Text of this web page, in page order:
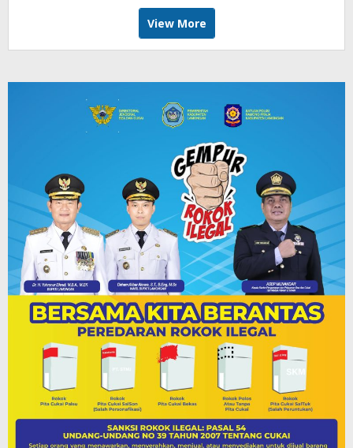
View More